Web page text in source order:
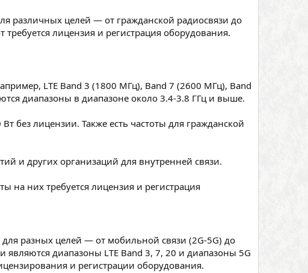
различных целей — от гражданской радиосвязи до
лицензия и регистрация оборудования.
LTE Band 3 (1800 МГц), Band 7 (2600 МГц), Band
диапазоны в диапазоне около 3.4-3.8 ГГц и выше.
без лицензии. Также есть частоты для гражданской
и других организаций для внутренней связи.
на них требуется лицензия и регистрация
разных целей — от мобильной связи (2G-5G) до
диапазоны LTE Band 3, 7, 20 и диапазоны 5G
и регистрации оборудования.